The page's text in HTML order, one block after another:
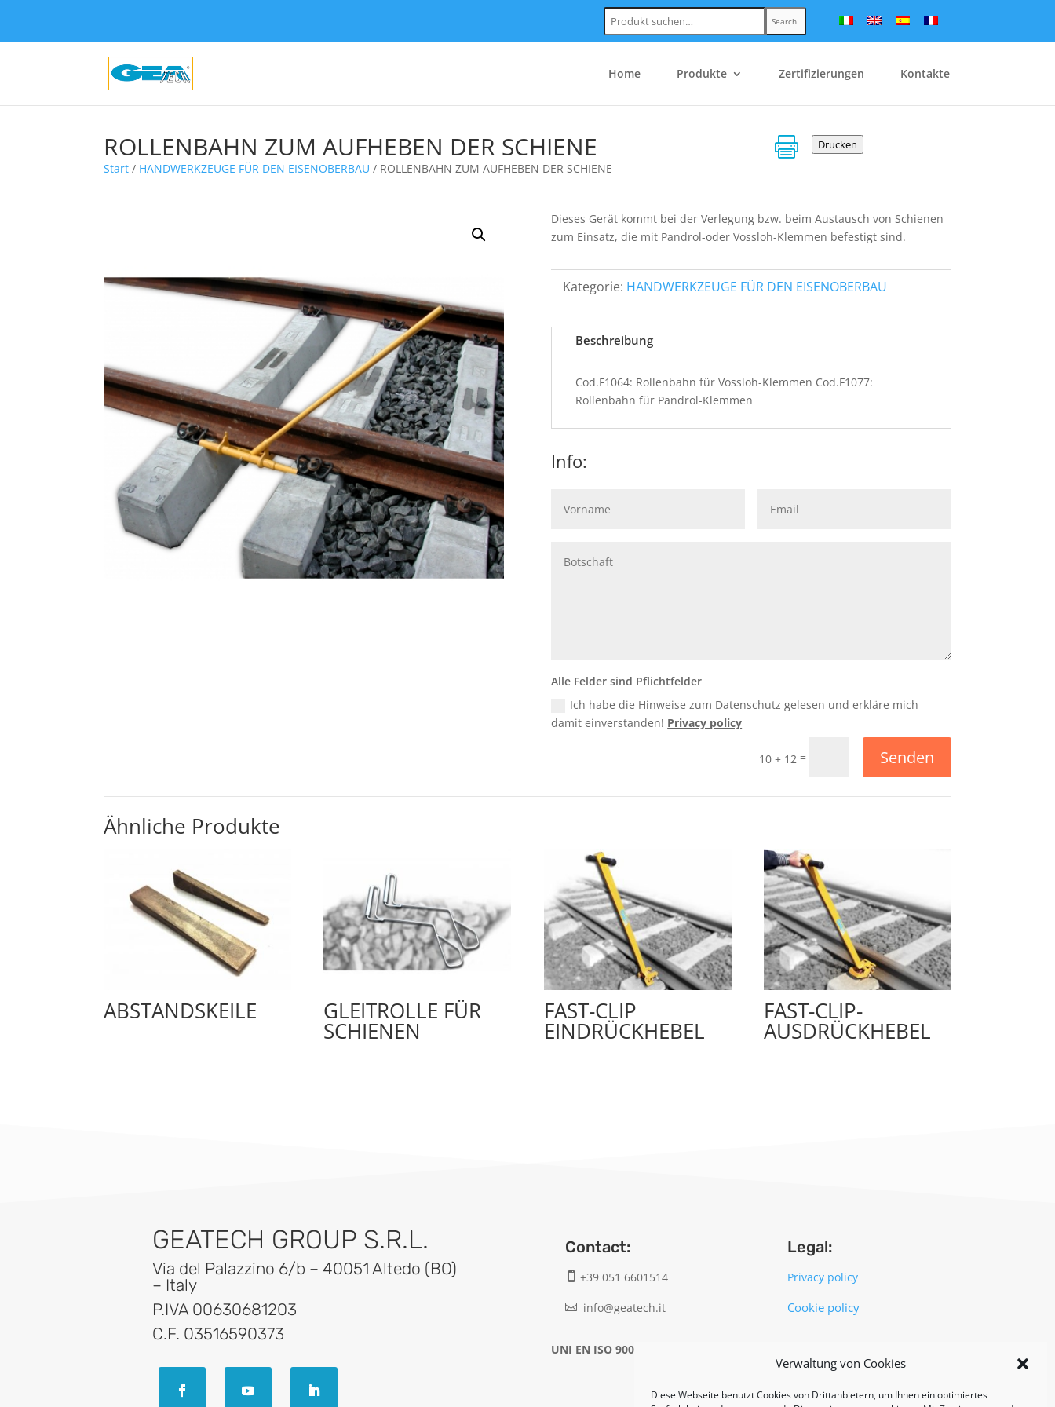
Verwaltung von Cookies
Diese Webseite benutzt Cookies von Drittanbietern, um Ihnen ein optimiertes
Suchen
nach: Search
Home Produkte Zertifizierungen Kontakte
ROLLENBAHN ZUM AUFHEBEN DER SCHIENE
Start / HANDWERKZEUGE FÜR DEN EISENOBERBAU / ROLLENBAHN ZUM AUFHEBEN DER SCHIENE
 Drucken
Dieses Gerät kommt bei der Verlegung bzw. beim Austausch von Schienen
zum Einsatz, die mit Pandrol-oder Vossloh-Klemmen befestigt sind.
Kategorie: HANDWERKZEUGE FÜR DEN EISENOBERBAU
Beschreibung
Cod.F1064: Rollenbahn für Vossloh-Klemmen Cod.F1077:
Rollenbahn für Pandrol-Klemmen
Info:
Alle Felder sind Pflichtfelder
Ich habe die Hinweise zum Datenschutz gelesen und erkläre mich
damit einverstanden! Privacy policy
10 + 12 = Senden
Ähnliche Produkte
ABSTANDSKEILE GLEITROLLE FÜR
SCHIENEN
FAST-CLIP
EINDRÜCKHEBEL
FAST-CLIP-
AUSDRÜCKHEBEL
GEATECH GROUP S.R.L.
Via del Palazzino 6/b – 40051 Altedo (BO)
– Italy
P.IVA 00630681203
C.F. 03516590373
Contact:
 +39 051 6601514
 info@geatech.it
UNI EN ISO 9001: 2015
Legal:
Privacy policy
Cookie policy